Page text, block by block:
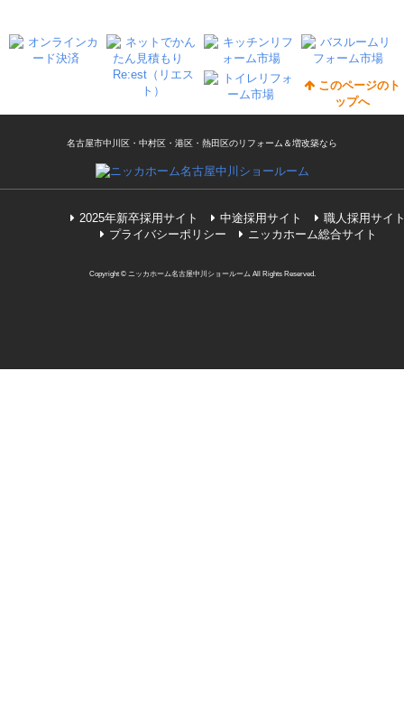
このページのト
ップへ
名古屋市中川区・中村区・港区・熱田区のリフォーム＆増改築なら
2025年新卒採用サイト 中途採用サイト
職人採用サイ
プライバシーポリシー
ニッカホーム総合サイト
Copyright © ニッカホーム名古屋中川ショールーム All Rights Reserved.